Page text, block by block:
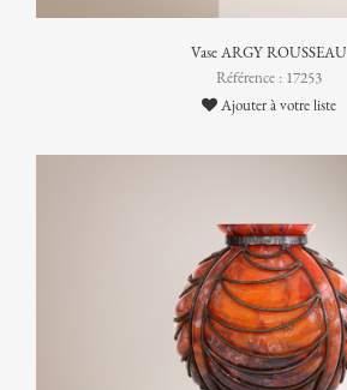
Vase ARGY ROUSSEAU
Référence : 17253
Ajouter à votre liste